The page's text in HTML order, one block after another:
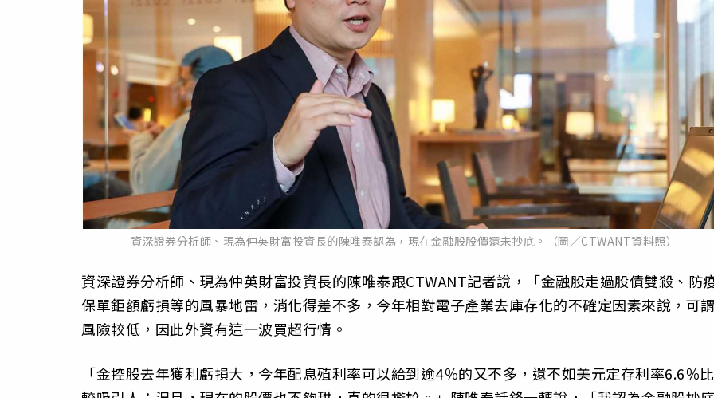
資深證券分析師、現為仲英財富投資長的陳唯泰認為，現在金融股股價還未抄底。（圖／CTWANT資料照）
資深證券分析師、現為仲英財富投資長的陳唯泰跟CTWANT記者說，「金融股走過股債雙殺、防
保單鉅額虧損等的風暴地雷，消化得差不多，今年相對電子產業去庫存化的不確定因素來說，可
風險較低，因此外資有這一波買超行情。
「金控股去年獲利虧損大，今年配息殖利率可以給到逾4％的又不多，還不如美元定存利率6.6％比